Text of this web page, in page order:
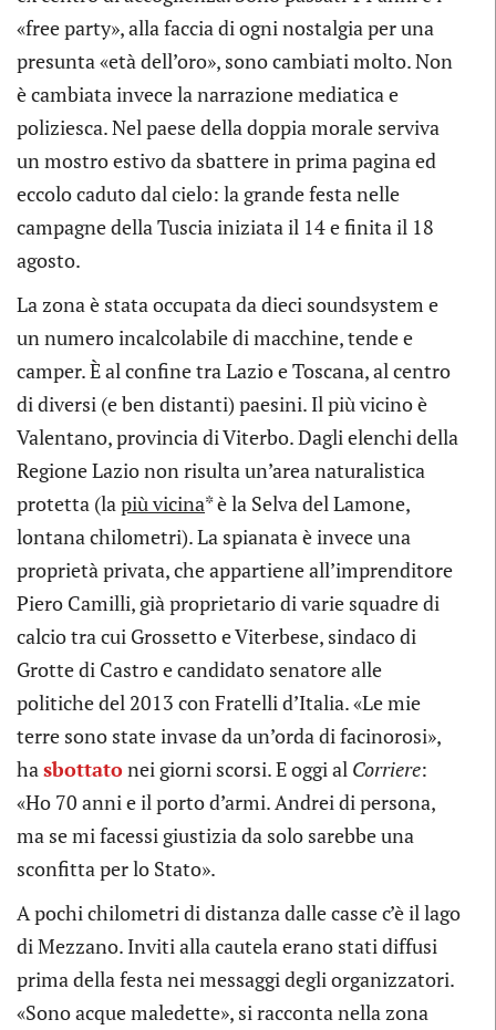
«free party», alla faccia di ogni nostalgia per una
presunta «età dell’oro», sono cambiati molto. Non
è cambiata invece la narrazione mediatica e
poliziesca. Nel paese della doppia morale serviva
un mostro estivo da sbattere in prima pagina ed
eccolo caduto dal cielo: la grande festa nelle
campagne della Tuscia iniziata il 14 e finita il 18
agosto.
La zona è stata occupata da dieci soundsystem e
un numero incalcolabile di macchine, tende e
camper. È al confine tra Lazio e Toscana, al centro
di diversi (e ben distanti) paesini. Il più vicino è
Valentano, provincia di Viterbo. Dagli elenchi della
Regione Lazio non risulta un’area naturalistica
protetta (lapiù vicina* è la Selva del Lamone,
lontana chilometri). La spianata è invece una
proprietà privata, che appartiene all’imprenditore
Piero Camilli, già proprietario di varie squadre di
calcio tra cui Grossetto e Viterbese, sindaco di
Grotte di Castro e candidato senatore alle
politiche del 2013 con Fratelli d’Italia. «Le mie
terre sono state invase da un’orda di facinorosi»,
hasbottatonei giorni scorsi. E oggi al Corriere:
«Ho 70 anni e il porto d’armi. Andrei di persona,
ma se mi facessi giustizia da solo sarebbe una
sconfitta per lo Stato».
A pochi chilometri di distanza dalle casse c’è il lago
di Mezzano. Inviti alla cautela erano stati diffusi
prima della festa nei messaggi degli organizzatori.
«Sono acque maledette», si racconta nella zona